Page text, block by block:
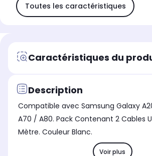
Toutes les caractéristiques
Caractéristiques du
Description
Compatible avec Samsung Galaxy
A70 / A80. Pack Contenant 2 Cables
Mètre. Couleur Blanc.
Voir plus